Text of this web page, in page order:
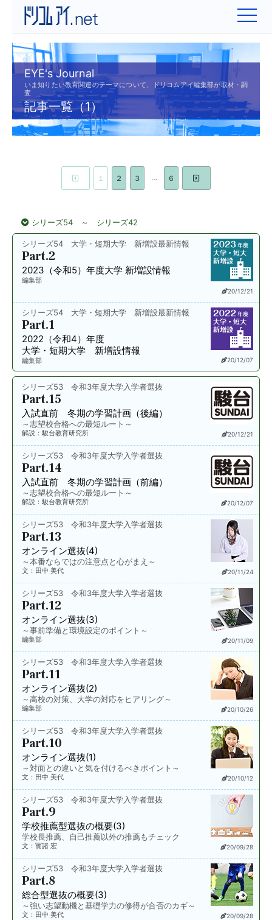
EYE's Journal
いま知りたい教育関連のテーマについて、ドリコムアイ編集部が取材・調
査
記事一覧（1）
１ ２ ３ … ６
シリーズ54 ～ シリーズ42
20/12/21
シリーズ54 大学・短期大学 新増設最新情報
Part.2
2023（令和5）年度大学 新増設情報
編集部
20/12/07
シリーズ54 大学・短期大学 新増設最新情報
Part.1
2022（令和4）年度
大学・短期大学 新増設情報
編集部
20/12/21
シリーズ53 令和3年度大学入学者選抜
Part.15
入試直前 冬期の学習計画（後編）
～志望校合格への最短ルート～
解説：駿台教育研究所
20/12/07
シリーズ53 令和3年度大学入学者選抜
Part.14
入試直前 冬期の学習計画（前編）
～志望校合格への最短ルート～
解説：駿台教育研究所
20/11/24
シリーズ53 令和3年度大学入学者選抜
Part.13
オンライン選抜(4)
～本番ならではの注意点と心がまえ～
文：田中 美代
20/11/09
シリーズ53 令和3年度大学入学者選抜
Part.12
オンライン選抜(3)
～事前準備と環境設定のポイント～
編集部
20/10/26
シリーズ53 令和3年度大学入学者選抜
Part.11
オンライン選抜(2)
～高校の対策、大学の対応をヒアリング～
編集部
20/10/12
シリーズ53 令和3年度大学入学者選抜
Part.10
オンライン選抜(1)
～対面との違いと気を付けるべきポイント～
文：田中 美代
20/09/28
シリーズ53 令和3年度大学入学者選抜
Part.9
学校推薦型選抜の概要(3)
学校長推薦、自己推薦以外の推薦もチェック
文：寳諸 宏
20/09/28
シリーズ53 令和3年度大学入学者選抜
Part.8
総合型選抜の概要(3)
～強い志望動機と基礎学力の修得が合否のカギ～
文：田中 美代